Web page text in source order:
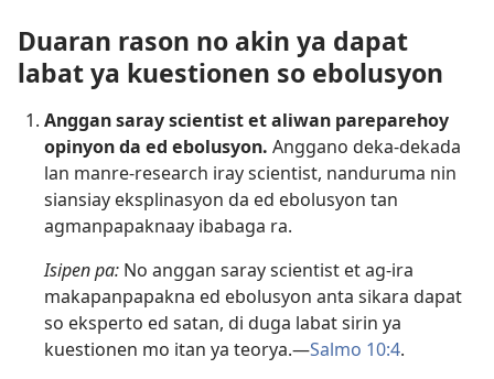
Duaran rason no akin ya dapat
labat ya kuestionen so ebolusyon
Anggan saray scientist et aliwan pareparehoy
opinyon da ed ebolusyon. Anggano deka-dekada
lan manre-research iray scientist, nanduruma nin
siansiay eksplinasyon da ed ebolusyon tan
agmanpapaknaay ibabaga ra.
Isipen pa: No anggan saray scientist et ag-ira
makapanpapakna ed ebolusyon anta sikara dapat
so eksperto ed satan, di duga labat sirin ya
kuestionen mo itan ya teorya.—Salmo 10:4.